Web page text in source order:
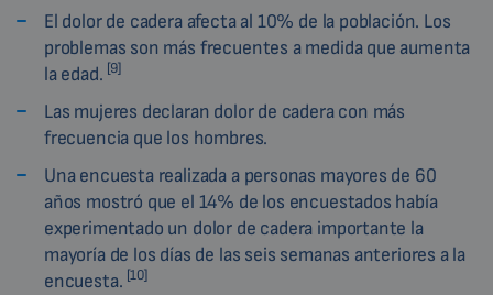
El dolor de cadera afecta al 10% de la población. Los
problemas son más frecuentes a medida que aumenta
la edad. [9]
Las mujeres declaran dolor de cadera con más
frecuencia que los hombres.
Una encuesta realizada a personas mayores de 60
años mostró que el 14% de los encuestados había
experimentado un dolor de cadera importante la
mayoría de los días de las seis semanas anteriores a la
encuesta. [10]